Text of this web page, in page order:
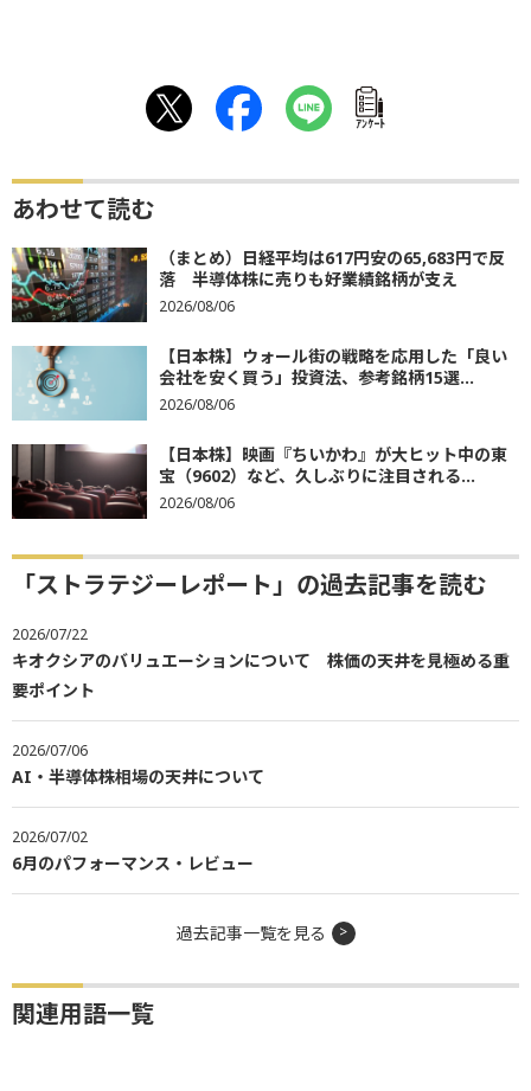
ｱﾝｹｰﾄ
あわせて読む
（まとめ）日経平均は617円安の65,683円で反
落 半導体株に売りも好業績銘柄が支え
2026/08/06
【日本株】ウォール街の戦略を応用した「良い
会社を安く買う」投資法、参考銘柄15選...
2026/08/06
【日本株】映画『ちいかわ』が大ヒット中の東
宝（9602）など、久しぶりに注目される...
2026/08/06
「ストラテジーレポート」の過去記事を読む
2026/07/22
キオクシアのバリュエーションについて 株価の天井を見極める重
要ポイント
2026/07/06
AI・半導体株相場の天井について
2026/07/02
6月のパフォーマンス・レビュー
過去記事一覧を見る
関連用語一覧